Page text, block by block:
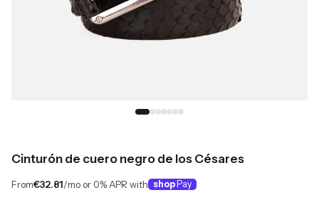
Cinturón de cuero negro de los Césares
From€32.81/mo or 0% APR with shop Pay